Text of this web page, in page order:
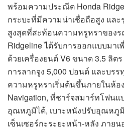
พร้อมความประณีต Honda
กระบะที่มีความน่าเชื่อถือสูง แล
สูงสุดที่สะท้อนความหรูหราของ
Ridgeline ได้รับการออกแบบมา
ด้วยเครื่องยนต์ V6 ขนาด 3.5 ลิต
การลากจูง 5,000 ปอนด์ และบร
ความหรูหราเริ่มต้นขึ้นภายในห้อ
Navigation, ที่ชาร์จสมาร์ทโฟนแ
อุณหภูมิได้, เบาะหนังปรับอุณหภู
เซ็นเซอร์กะระยะหน้า-หลัง ภาย